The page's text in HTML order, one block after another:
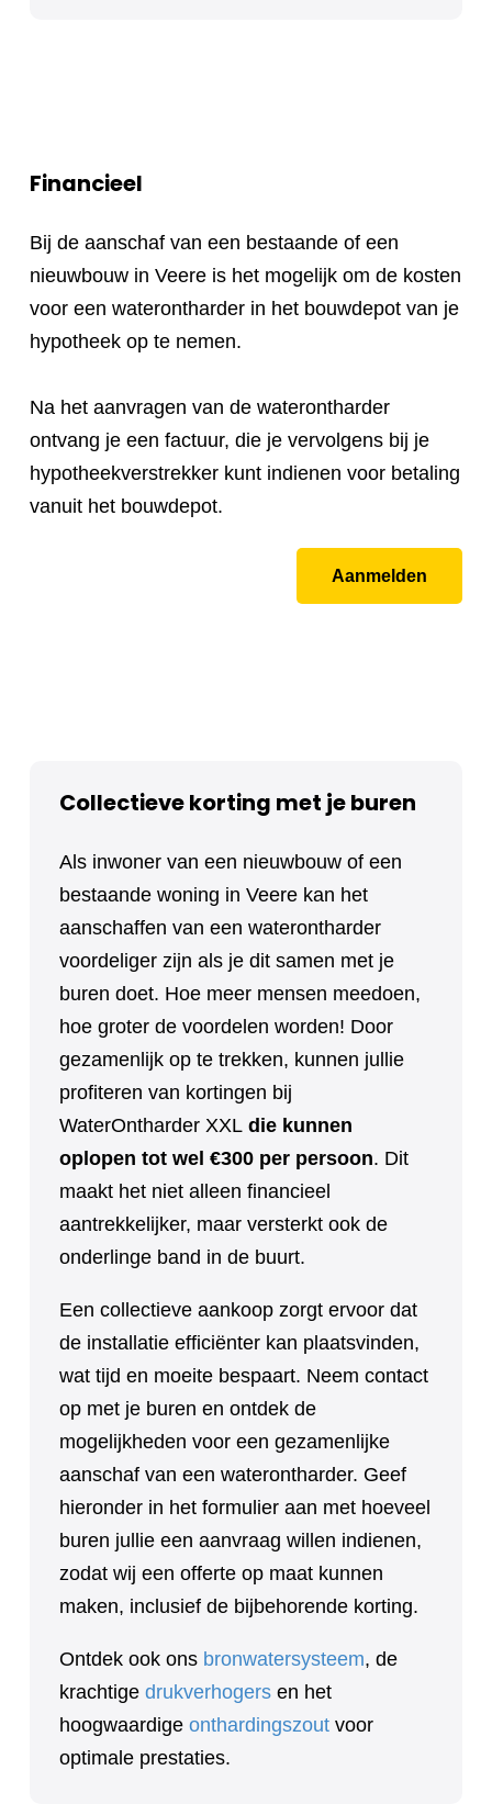
Financieel
Bij de aanschaf van een bestaande of een
nieuwbouw in Veere is het mogelijk om de kosten
voor een waterontharder in het bouwdepot van je
hypotheek op te nemen.
Na het aanvragen van de waterontharder
ontvang je een factuur, die je vervolgens bij je
hypotheekverstrekker kunt indienen voor betaling
vanuit het bouwdepot.
Aanmelden
Collectieve korting met je buren
Als inwoner van een nieuwbouw of een
bestaande woning in Veere kan het
aanschaffen van een waterontharder
voordeliger zijn als je dit samen met je
buren doet. Hoe meer mensen meedoen,
hoe groter de voordelen worden! Door
gezamenlijk op te trekken, kunnen jullie
profiteren van kortingen bij
WaterOntharder XXL die kunnen
oplopen tot wel €300 per persoon. Dit
maakt het niet alleen financieel
aantrekkelijker, maar versterkt ook de
onderlinge band in de buurt.
Een collectieve aankoop zorgt ervoor dat
de installatie efficiënter kan plaatsvinden,
wat tijd en moeite bespaart. Neem contact
op met je buren en ontdek de
mogelijkheden voor een gezamenlijke
aanschaf van een waterontharder. Geef
hieronder in het formulier aan met hoeveel
buren jullie een aanvraag willen indienen,
zodat wij een offerte op maat kunnen
maken, inclusief de bijbehorende korting.
Ontdek ook ons bronwatersysteem, de
krachtige drukverhogers en het
hoogwaardige onthardingszout voor
optimale prestaties.